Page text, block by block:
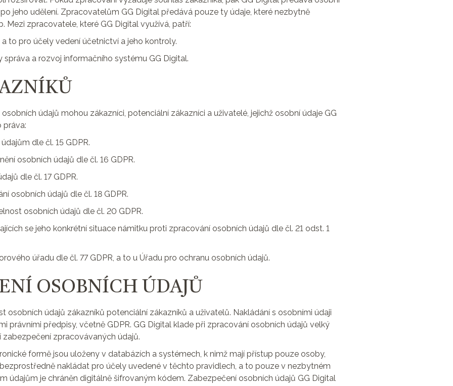
jeho udělení. Zpracovatelům GG Digital předává pouze ty údaje, které nezbytně
Mezi zpracovatele, které GG Digital využívá, patří:
a to pro účely vedení účetnictví a jeho kontroly.
správa a rozvoj informačního systému GG Digital.
údajů mohou zákazníci, potenciální zákazníci a uživatelé, jejichž osobní údaje GG
práva:
dle čl. 15 GDPR.
osobních údajů dle čl. 16 GDPR.
dle čl. 17 GDPR.
osobních údajů dle čl. 18 GDPR.
osobních údajů dle čl. 20 GDPR.
se jeho konkrétní situace námitku proti zpracování osobních údajů dle čl. 21 odst. 1
úřadu dle čl. 77 GDPR, a to u Úřadu pro ochranu osobních údajů.
OSOBNÍCH ÚDAJŮ
osobních údajů zákazníků potenciální zákazníků a uživatelů. Nakládání s osobními údaji
právními předpisy, včetně GDPR. GG Digital klade při zpracování osobních údajů velký
zpracovávaných údajů.
formě jsou uloženy v databázích a systémech, k nimž mají přístup pouze osoby,
nakládat pro účely uvedené v těchto pravidlech, a to pouze v nezbytném
údajům je chráněn digitálně šifrovaným kódem. Zabezpečení osobních údajů GG Digital